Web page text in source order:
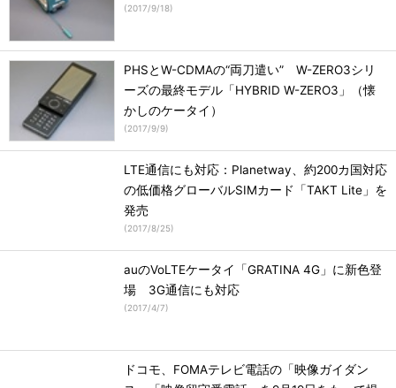
(2017/9/18)
PHSとW-CDMAの“両刀遣い” W-ZERO3シリ
ーズの最終モデル「HYBRID W-ZERO3」（懐
かしのケータイ）
(2017/9/9)
LTE通信にも対応：Planetway、約200カ国対応
の低価格グローバルSIMカード「TAKT Lite」を
発売
(2017/8/25)
auのVoLTEケータイ「GRATINA 4G」に新色登
場 3G通信にも対応
(2017/4/7)
ドコモ、FOMAテレビ電話の「映像ガイダン